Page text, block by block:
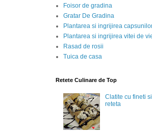
Foisor de gradina
Gratar De Gradina
Plantarea si ingrijirea
Plantarea si ingrijirea vitei de
Rasad de rosii
Tuica de casa
Retete Culinare de Top
Clatite cu fineti
reteta